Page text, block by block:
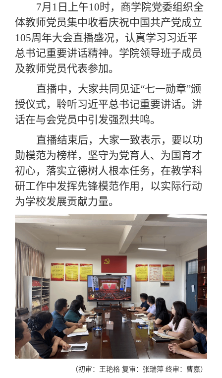
7月1日上午10时，商学院党委组织全
体教师党员集中收看庆祝中国共产党成立
105周年大会直播盛况，认真学习习近平
总书记重要讲话精神。学院领导班子成员
及教师党员代表参加。
直播中，大家共同见证“七一勋章”颁
授仪式，聆听习近平总书记重要讲话。讲
话在与会党员中引发强烈共鸣。
直播结束后，大家一致表示，要以功
勋模范为榜样，坚守为党育人、为国育才
初心，落实立德树人根本任务，在教学科
研工作中发挥先锋模范作用，以实际行动
为学校发展贡献力量。
（初审：王艳格 复审：张瑞萍 终审：曹嘉）